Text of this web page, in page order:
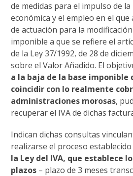
de medidas para el impulso de
económica y el empleo en el
de actuación para la
imponible a que se refiere el
de la Ley 37/1992, de 28 de
sobre el Valor Añadido. El
a la baja de la base imponible
coincidir con lo realmente
administraciones morosas,
recuperar el IVA de dichas
Indican dichas consultas
realizarse el proceso establecido
la Ley del IVA, que establece
plazos – plazo de 3 meses